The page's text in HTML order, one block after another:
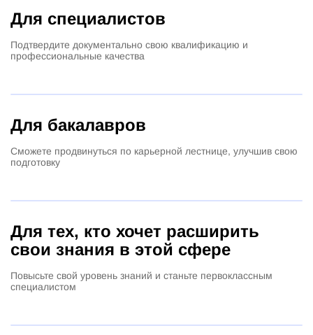
Для специалистов
Подтвердите документально свою квалификацию и
профессиональные качества
Для бакалавров
Сможете продвинуться по карьерной лестнице, улучшив свою
подготовку
Для тех, кто хочет расширить
свои знания в этой сфере
Повысьте свой уровень знаний и станьте первоклассным
специалистом